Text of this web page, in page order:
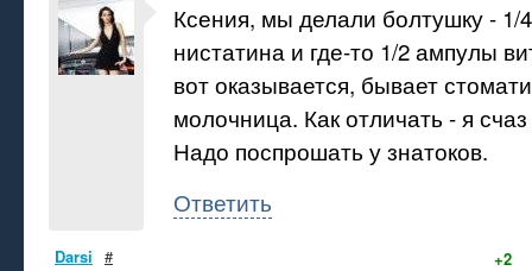
Ксения, мы делали болтушку - 1/
нистатина и где-то 1/2 ампулы
вот оказывается, бывает
молочница. Как отличать - я
Надо поспрошать у знатоков.
Ответить
Darsi # +2